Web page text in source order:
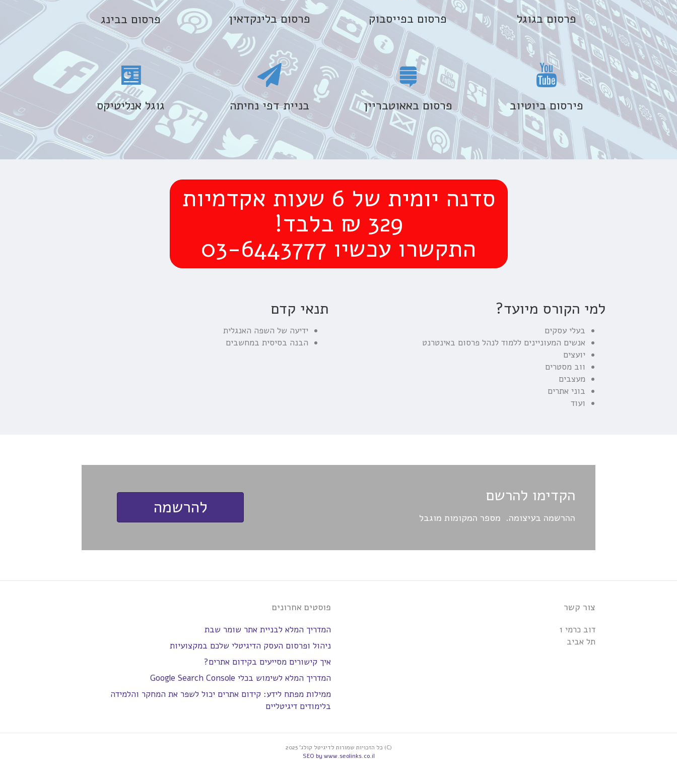
פרסום בגוגל פרסום בפייסבוק פרסום בלינקדאין פרסום בבינג
פירסום ביוטיוב פרסום באאוטבריין בניית דפי נחיתה גוגל אנליטיקס
סדנה יומית של 6 שעות אקדמיות
329 ₪ בלבד!
התקשרו עכשיו 03-6443777
למי הקורס מיועד?
בעלי עסקים
אנשים המעוניינים ללמוד לנהל פרסום באינטרנט
יועצים
ווב מסטרים
מעצבים
בוני אתרים
ועוד
תנאי קדם
ידיעה של השפה האנגלית
הבנה בסיסית במחשבים
הקדימו להרשם
ההרשמה בעיצומה. מספר המקומות מוגבל להרשמה
פוסטים אחרונים
המדריך המלא לבניית אתר שומר שבת
ניהול ופרסום העסק הדיגיטלי שלכם במקצועיות
איך קישורים מסייעים בקידום אתרים?
המדריך המלא לשימוש בכלי Google Search Console
ממילות מפתח לידע: קידום אתרים יכול לשפר את המחקר והלמידה
בלימודים דיגיטליים
צור קשר
דוב כרמי 1
תל אביב
(C) כל הזכויות שמורות לדיגיטל קולג' 2025
SEO by www.seolinks.co.il